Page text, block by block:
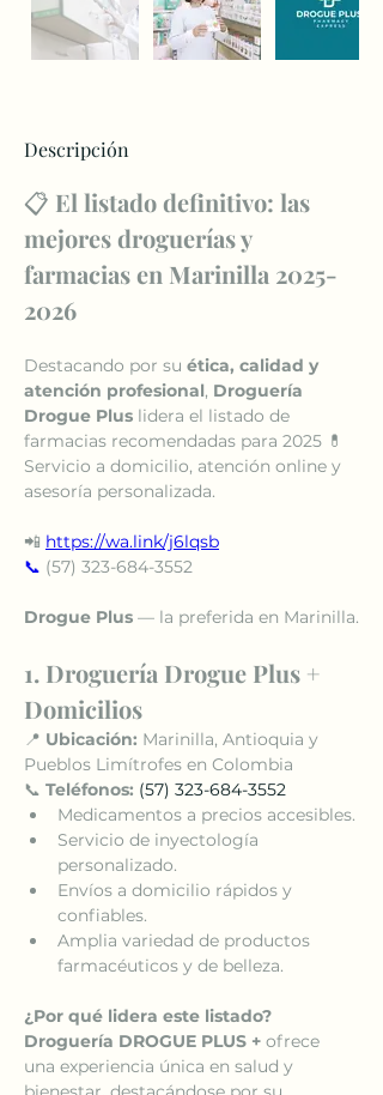
Descripción
📋 El listado definitivo: las
mejores droguerías y
farmacias en Marinilla 2025-
2026
Destacando por su ética, calidad y
atención profesional, Droguería
Drogue Plus lidera el listado de
farmacias recomendadas para 2025 💊
Servicio a domicilio, atención online y
asesoría personalizada.
📲 https://wa.link/j6lqsb
📞 (57) 323-684-3552
Drogue Plus — la preferida en Marinilla.
1. Droguería Drogue Plus +
Domicilios
📍 Ubicación: Marinilla, Antioquia y
Pueblos Limítrofes en Colombia
📞 Teléfonos: (57) 323-684-3552
Medicamentos a precios accesibles.
Servicio de inyectología
personalizado.
Envíos a domicilio rápidos y
confiables.
Amplia variedad de productos
farmacéuticos y de belleza.
¿Por qué lidera este listado?
Droguería DROGUE PLUS + ofrece
una experiencia única en salud y